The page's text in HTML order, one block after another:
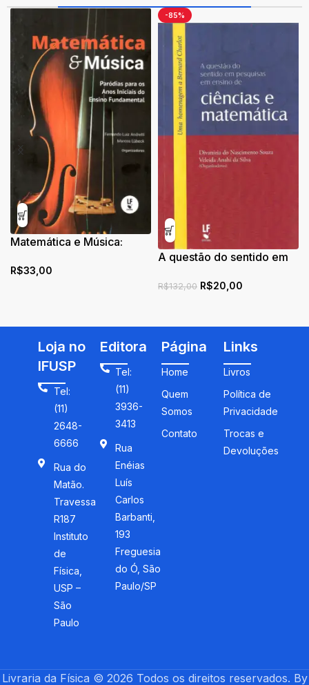
Matemática e Música:
Iniciais do Ensino
R$33,00
-85%
A questão do sentido em
ciências e matemática:
R$132,00 R$20,00
Loja no
IFUSP
Tel:
(11)
2648-
6666
Rua do
Matão.
Travessa
R187
Instituto
de
Física,
USP –
São
Paulo
Editora
Tel:
(11)
3936-
3413
Rua
Enéias
Luís
Carlos
Barbanti,
193
Freguesia
do Ó, São
Paulo/SP
Página
Home
Quem
Somos
Contato
Links
Livros
Política de
Privacidade
Trocas e
Devoluções
Livraria da Física © 2026 Todos os direitos reservados. By